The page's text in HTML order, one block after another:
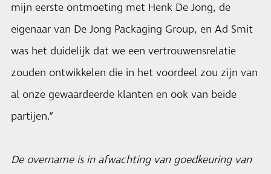
mijn eerste ontmoeting met Henk De Jong, de
eigenaar van De Jong Packaging Group, en Ad Smit
was het duidelijk dat we een vertrouwensrelatie
zouden ontwikkelen die in het voordeel zou zijn van
al onze gewaardeerde klanten en ook van beide
partijen.”
De overname is in afwachting van goedkeuring van